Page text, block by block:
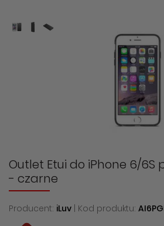
Outlet Etui do iPhone 6/6S
- czarne
Producent: iLuv | Kod produktu: